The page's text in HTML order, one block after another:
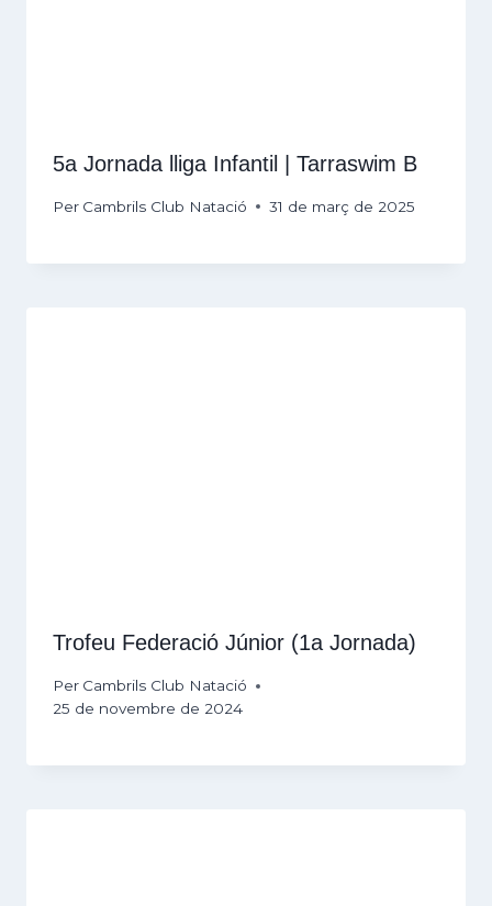
5a Jornada lliga Infantil | Tarraswim B
Per Cambrils Club Natació 31 de març de 2025
Trofeu Federació Júnior (1a Jornada)
Per Cambrils Club Natació
25 de novembre de 2024